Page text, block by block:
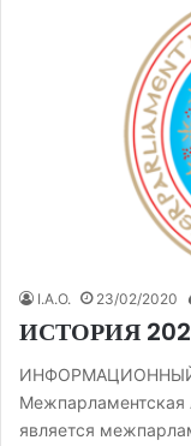
I.A.O. 23/02/2020
ИСТОРИЯ
является